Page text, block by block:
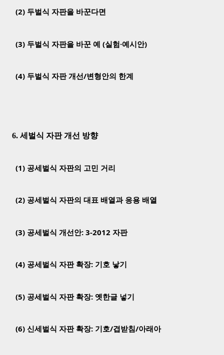
(2) 두벌식 자판을 바꾼다면
(3) 두벌식 자판을 바꾼 예 (실험·예시안)
(4) 두벌식 자판 개선/변형안의 한계
6. 세벌식 자판 개선 방향
(1) 공세벌식 자판의 고민 거리
(2) 공세벌식 자판의 대표 배열과 응용 배열
(3) 공세벌식 개선안: 3-2012 자판
(4) 공세벌식 자판 확장: 기호 낳기
(5) 공세벌식 자판 확장: 옛한글 넣기
(6) 신세벌식 자판 확장: 기호/겹받침/아래아